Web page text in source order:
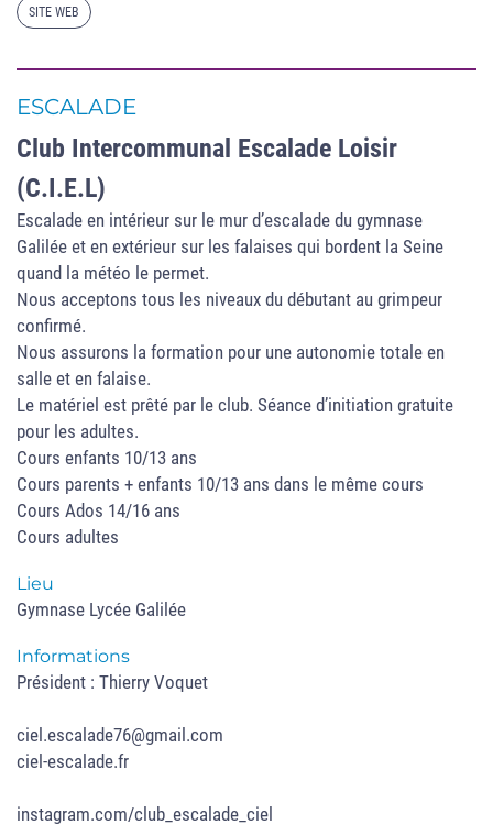
SITE WEB
ESCALADE
Club Intercommunal Escalade Loisir
(C.I.E.L)
Escalade en intérieur sur le mur d’escalade du gymnase
Galilée et en extérieur sur les falaises qui bordent la Seine
quand la météo le permet.
Nous acceptons tous les niveaux du débutant au grimpeur
confirmé.
Nous assurons la formation pour une autonomie totale en
salle et en falaise.
Le matériel est prêté par le club. Séance d’initiation gratuite
pour les adultes.
Cours enfants 10/13 ans
Cours parents + enfants 10/13 ans dans le même cours
Cours Ados 14/16 ans
Cours adultes
Lieu
Gymnase Lycée Galilée
Informations
Président : Thierry Voquet
ciel.escalade76@gmail.com
ciel-escalade.fr
instagram.com/club_escalade_ciel